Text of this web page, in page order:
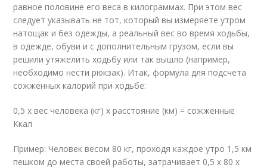
равное половине его веса в килограммах. При этом вес
следует указывать не тот, который вы измеряете утром
натощак и без одежды, а реальный вес во время ходьбы,
в одежде, обуви и с дополнительным грузом, если вы
решили утяжелить ходьбу или так вышло (например,
необходимо нести рюкзак). Итак, формула для подсчета
сожженных калорий при ходьбе:
0,5 х вес человека (кг) х расстояние (км) = сожженные
Ккал
Пример: Человек весом 80 кг, проходя каждое утро 1,5 км
пешком до места своей работы, затрачивает 0,5 х 80 х